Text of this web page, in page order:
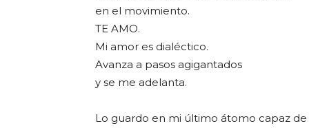
en el movimiento.
TE AMO.
Mi amor es dialéctico.
Avanza a pasos agigantados
y se me adelanta.
Lo guardo en mi último átomo capaz de